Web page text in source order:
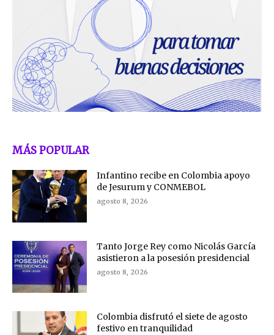
MÁS POPULAR
Infantino recibe en Colombia apoyo
de Jesurum y CONMEBOL
agosto 8, 2026
Tanto Jorge Rey como Nicolás García
asistieron a la posesión presidencial
agosto 8, 2026
Colombia disfrutó el siete de agosto
festivo en tranquilidad